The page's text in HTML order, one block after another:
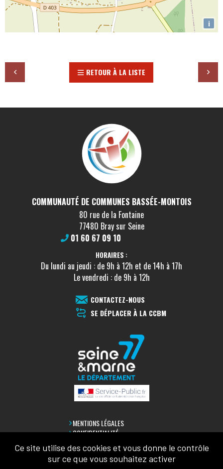
i
RETOUR À LA LISTE
COMMUNAUTÉ DE COMMUNES BASSÉE-MONTOIS
80 rue de la Fontaine
77480 Bray sur Seine
01 60 67 09 10
HORAIRES :
Du lundi au jeudi : de 9h à 12h et de 14h à 17h
Le vendredi : de 9h à 12h
CONTACTEZ-NOUS
SE DÉPLACER À LA CCBM
MENTIONS LÉGALES
CONFIDENTIALITÉ
ACCESSIBILITÉ
PLAN DU SITE
Ce site utilise des cookies et vous donne le contrôle
sur ce que vous souhaitez activer